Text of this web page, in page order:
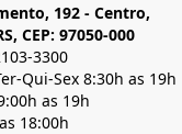
192 - Centro,
CEP: 97050-000
3300
Qui-Sex 8:30h as 19h
as 19h
18:00h